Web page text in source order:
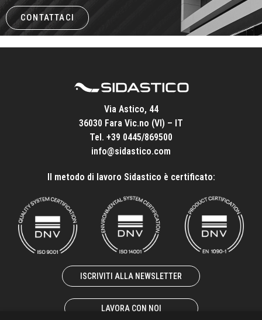
CONTATTACI
Via Astico, 44
36030 Fara Vic.no (VI) – IT
Tel. +39 0445/869500
info@sidastico.com
Il metodo di lavoro Sidastico è certificato:
ISCRIVITI ALLA NEWSLETTER
LAVORA CON NOI